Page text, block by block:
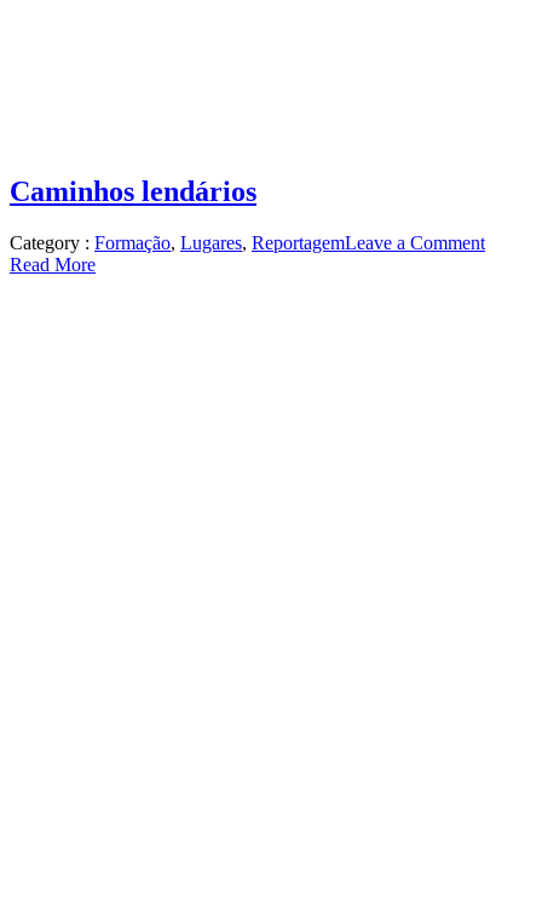
Caminhos lendários
Category : Formação, Lugares, ReportagemLeave a Commenton
Read More